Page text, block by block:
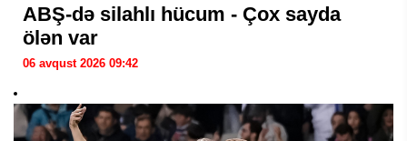
ABŞ-də silahlı hücum - Çox sayda
ölən var
06 avqust 2026 09:42